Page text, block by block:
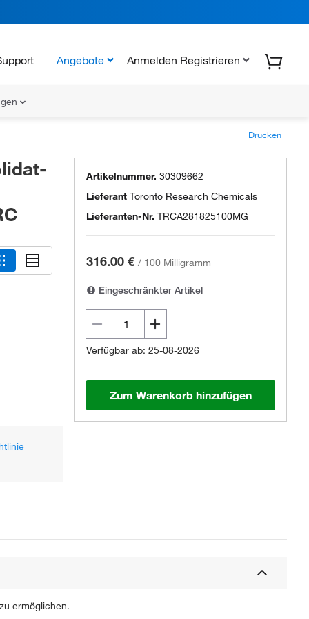
Angebote Anmelden Registrieren
Drucken
Artikelnummer. 30309662
Lieferant Toronto Research Chemicals
Lieferanten-Nr. TRCA281825100MG
316.00 € / 100 Milligramm
Eingeschränkter Artikel
Verfügbar ab: 25-08-2026
Zum Warenkorb hinzufügen
ermöglichen.